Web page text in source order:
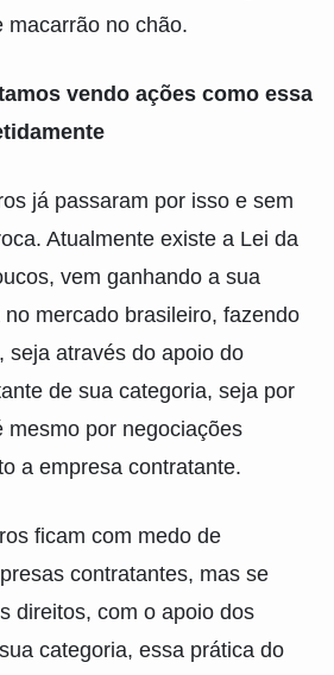
macarrão no chão.
vendo ações como essa
já passaram por isso e sem
Atualmente existe a Lei da
vem ganhando a sua
mercado brasileiro, fazendo
seja através do apoio do
de sua categoria, seja por
mesmo por negociações
a empresa contratante.
ficam com medo de
contratantes, mas se
direitos, com o apoio dos
categoria, essa prática do